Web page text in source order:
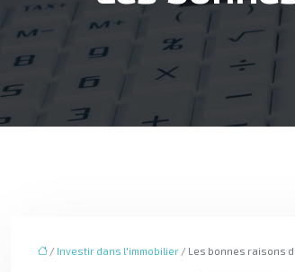
/ Investir dans l'immobilier / Les bonnes raisons